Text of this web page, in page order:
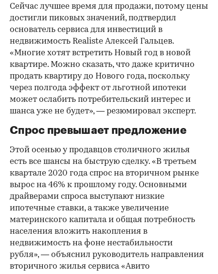
Сейчас лучшее время для продажи, потому цены
достигли пиковых значений, подтвердил
основатель сервиса для инвестиций в
недвижимость Realiste Алексей Гальцев.
«Многие хотят встретить Новый год в новой
квартире. Можно сказать, что даже критично
продать квартиру до Нового года, поскольку
через полгода эффект от льготной ипотеки
может ослабить потребительский интерес и
шанса уже не будет», — резюмировал эксперт.
Спрос превышает предложение
Этой осенью у продавцов столичного жилья
есть все шансы на быструю сделку. «В третьем
квартале 2020 года спрос на вторичном рынке
вырос на 46% к прошлому году. Основными
драйверами спроса выступают низкие
ипотечные ставки, а также увеличение
материнского капитала и общая потребность
населения вложить накопления в
недвижимость на фоне нестабильности
рубля», — объяснил руководитель направления
вторичного жилья сервиса «Авито